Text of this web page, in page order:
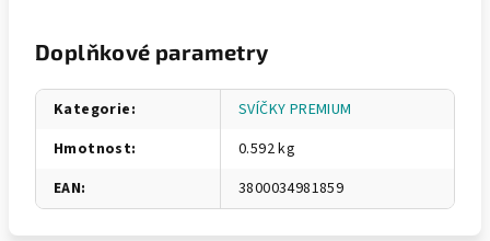
Doplňkové parametry
Kategorie:
SVÍČKY PREMIUM
Hmotnost:
0.592 kg
EAN: 3800034981859